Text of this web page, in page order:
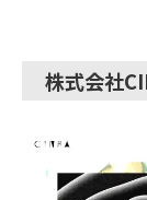
株式会社